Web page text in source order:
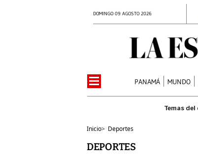
DOMINGO 09 AGOSTO 2026
PANAMÁ MUNDO
Inicio> Deportes
DEPORTES